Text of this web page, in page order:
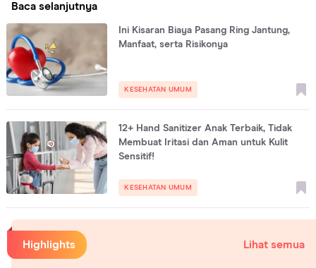
Baca selanjutnya
Ini Kisaran Biaya Pasang Ring Jantung,
Manfaat, serta Risikonya
KESEHATAN UMUM
12+ Hand Sanitizer Anak Terbaik, Tidak
Membuat Iritasi dan Aman untuk Kulit
Sensitif!
KESEHATAN UMUM
Highlights Lihat semua